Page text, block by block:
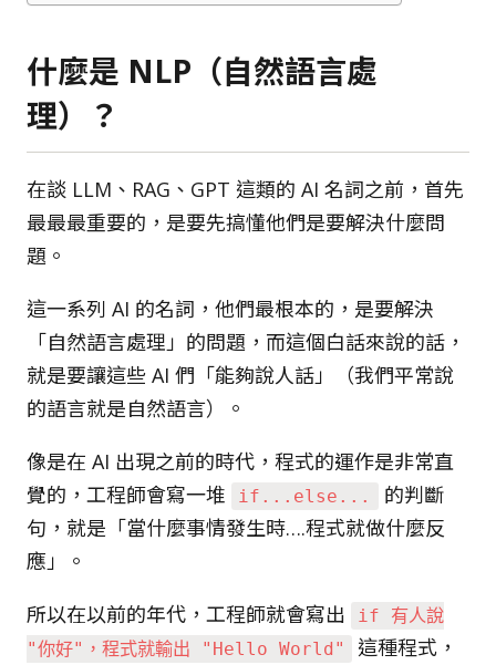
什麼是 NLP（自然語言處
理）？
在談 LLM、RAG、GPT 這類的 AI 名詞之前，首先
最最最重要的，是要先搞懂他們是要解決什麼問
題。
這一系列 AI 的名詞，他們最根本的，是要解決
「自然語言處理」的問題，而這個白話來說的話，
就是要讓這些 AI 們「能夠說人話」（我們平常說
的語言就是自然語言）。
像是在 AI 出現之前的時代，程式的運作是非常直
覺的，工程師會寫一堆
if...else...
的判斷
句，就是「當什麼事情發生時….程式就做什麼反
應」。
所以在以前的年代，工程師就會寫出
if 有人說
"你好"，程式就輸出 "Hello World"
這種程式，